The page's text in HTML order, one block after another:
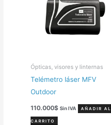
Ópticas, visores y linternas
Telémetro láser MFV
Outdoor
110.000$ Sin IVA AÑADIR AL
CARRITO